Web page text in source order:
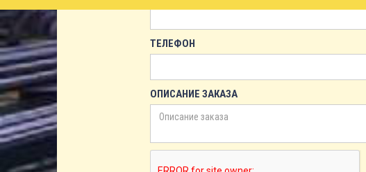
ТЕЛЕФОН
ОПИСАНИЕ ЗАКАЗА